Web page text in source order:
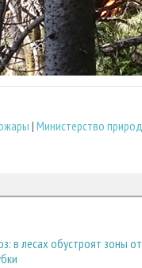
| Министерство
в лесах обустроят зоны